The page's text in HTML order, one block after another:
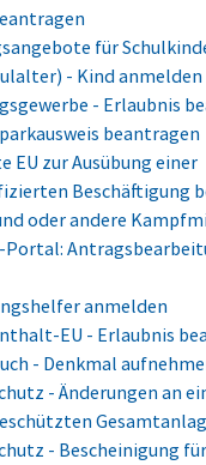
für
- Kind anmelden
- Erlaubnis
beantragen
EU zur Ausübung einer
Beschäftigung
oder andere
anmelden
EU - Erlaubnis
- Denkmal
- Änderungen an
- Bescheinigung